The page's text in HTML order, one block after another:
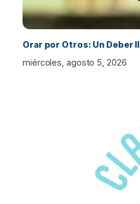
Orar por Otros: Un Deber II
miércoles, agosto 5, 2026